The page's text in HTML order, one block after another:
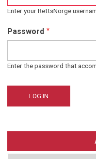
Enter your RettsNorge
Password
Enter the password that